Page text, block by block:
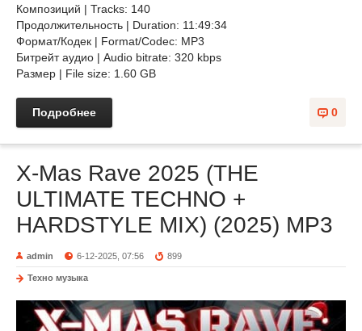
Композиций | Tracks: 140
Продолжительность | Duration: 11:49:34
Формат/Кодек | Format/Codec: MP3
Битрейт аудио | Audio bitrate: 320 kbps
Размер | File size: 1.60 GB
0
Подробнее
X-Mas Rave 2025 (THE
ULTIMATE TECHNO +
HARDSTYLE MIX) (2025) MP3
admin 6-12-2025, 07:56 899
Техно музыка